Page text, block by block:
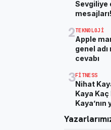
Sevgiliye
mesajları!
2TEKNOLOJI
Apple
genel
cevabı
3FITNESS
Nihat
Kaya